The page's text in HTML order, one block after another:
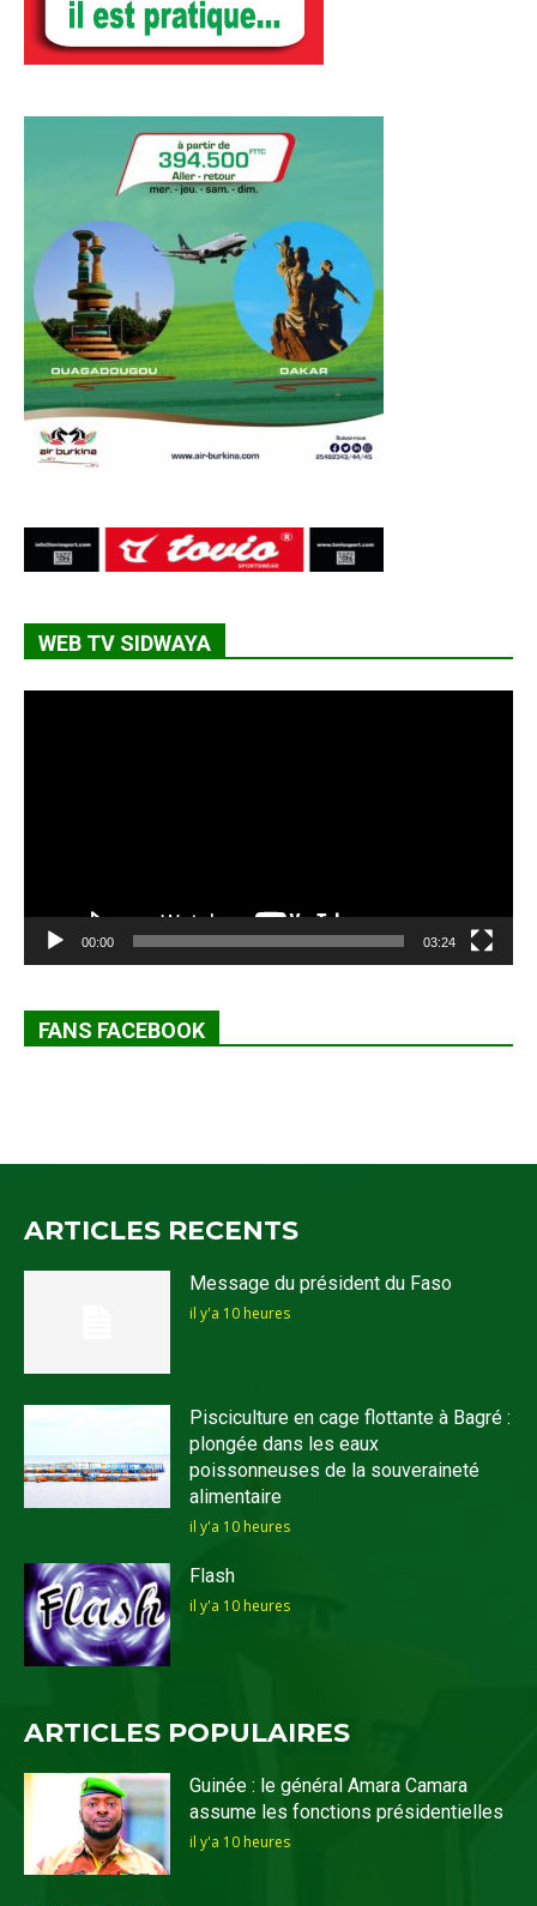
WEB TV SIDWAYA
00:00 03:24
FANS FACEBOOK
ARTICLES RECENTS
Message du président du Faso
il y'a 10 heures
Pisciculture en cage flottante à Bagré :
plongée dans les eaux
poissonneuses de la souveraineté
alimentaire
il y'a 10 heures
Flash
il y'a 10 heures
ARTICLES POPULAIRES
Guinée : le général Amara Camara
assume les fonctions présidentielles
il y'a 10 heures